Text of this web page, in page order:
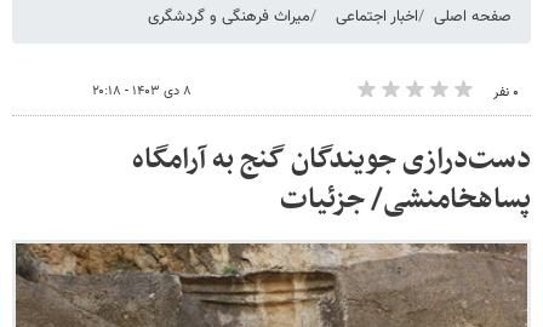
صفحه اصلی اخبار اجتماعی میراث فرهنگی و گردشگری
۰ نفر ۸ دی ۱۴۰۳ - ۲۰:۱۸
دست‌درازی جویندگان گنج به آرامگاه
پساهخامنشی/ جزئیات